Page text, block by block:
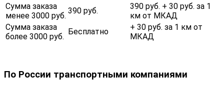
Сумма заказа
менее 3000 руб.
390 руб.
390 руб. + 30 руб. за 1
км от МКАД
Сумма заказа
более 3000 руб.
Бесплатно
+ 30 руб. за 1 км от
МКАД
По России транспортными компаниями